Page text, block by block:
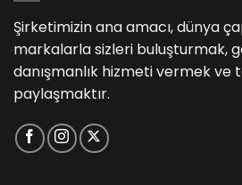
Şirketimizin ana amacı, dünya
markalarla sizleri buluşturmak,
danışmanlık hizmeti vermek
paylaşmaktır.